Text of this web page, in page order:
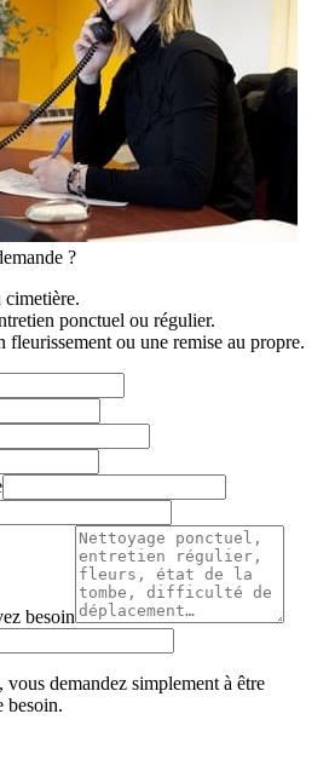
?
ponctuel ou régulier.
fleurissement ou une remise au propre.
besoin
demandez simplement à être
besoin.